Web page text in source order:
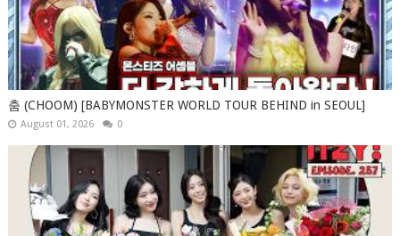
춤 (CHOOM) [BABYMONSTER WORLD TOUR BEHIND in SEOUL]
August 01, 2026 0